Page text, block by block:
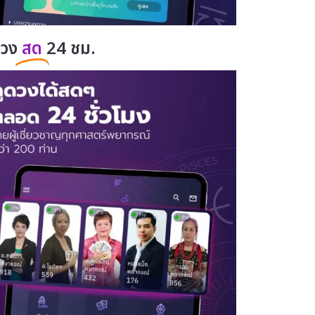
ง สด 24 ชม.